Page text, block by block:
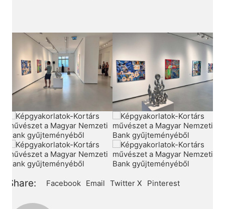
Share: Facebook Email Twitter X Pinterest